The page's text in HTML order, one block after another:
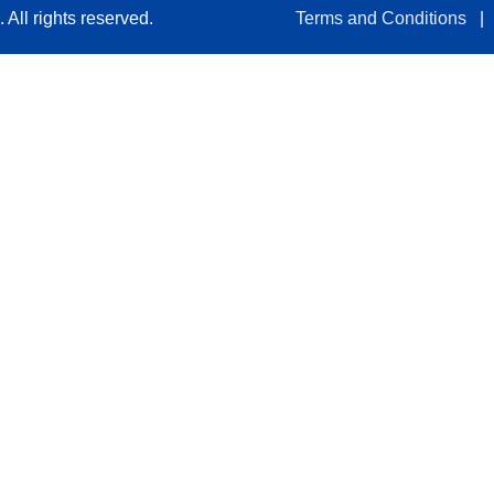
All rights reserved. Terms and Conditions